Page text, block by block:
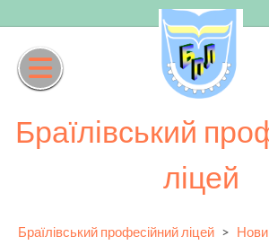
to
content
Браїлівський
ліцей
Браїлівський професійний ліцей >